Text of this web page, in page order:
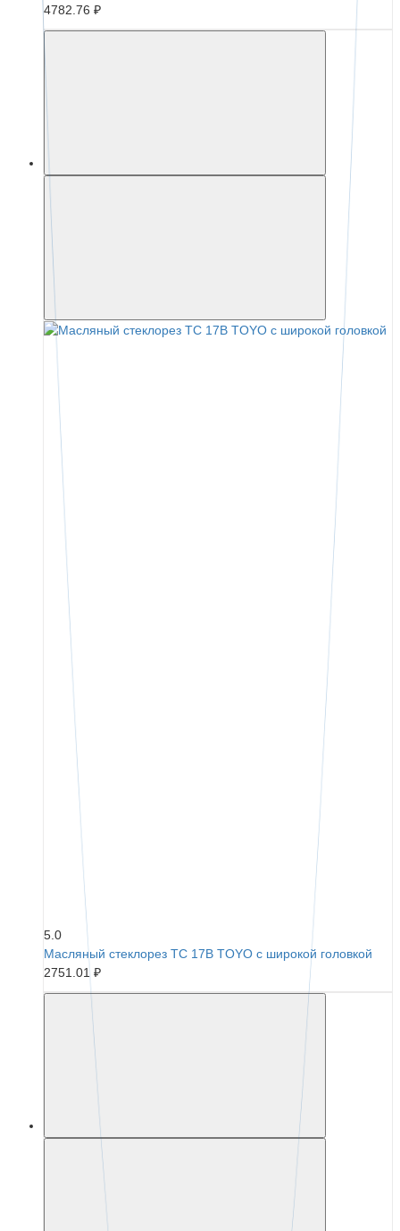
4782.76 ₽
5.0
Масляный стеклорез TC 17B TOYO с широкой головкой
2751.01 ₽